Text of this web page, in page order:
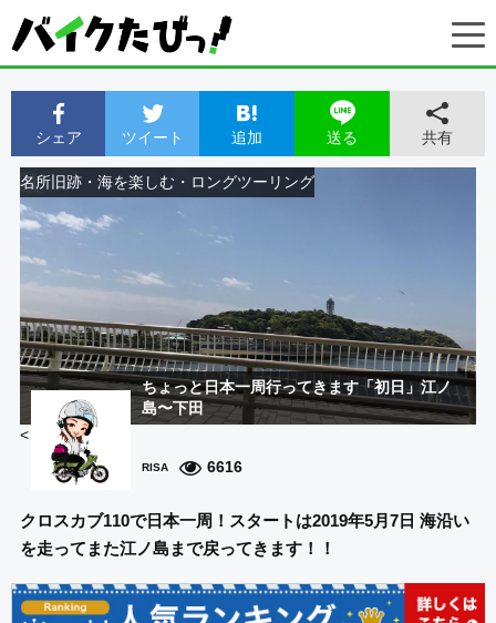
シェア ツイート 追加 送る 共有
名所旧跡・海を楽しむ・ロングツーリング
ちょっと日本一周行ってきます「初日」江ノ
島〜下田
<
RISA 6616
クロスカブ110で日本一周！スタートは2019年5月7日 海沿い
を走ってまた江ノ島まで戻ってきます！！